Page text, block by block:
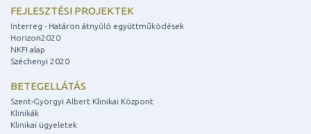
FEJLESZTÉSI PROJEKTEK
Interreg - Határon átnyúló együttműködések
Horizon2020
NKFI alap
Széchenyi 2020
BETEGELLÁTÁS
Szent-Györgyi Albert Klinikai Központ
Klinikák
Klinikai ügyeletek